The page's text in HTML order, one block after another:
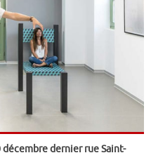
décembre dernier rue Saint-